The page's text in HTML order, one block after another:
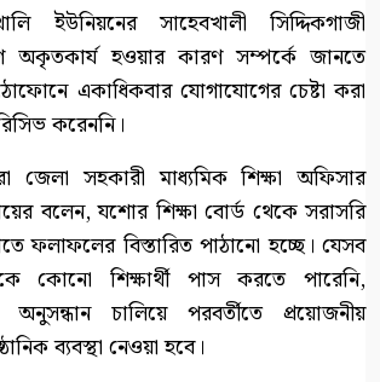
ইউনিয়নের সাহেবখালী সিদ্দিকগাজী
অকৃতকার্য হওয়ার কারণ সম্পর্কে জানতে
একাধিকবার যোগাযোগের চেষ্টা করা
করেননি।
জেলা সহকারী মাধ্যমিক শিক্ষা অফিসার
বলেন, যশোর শিক্ষা বোর্ড থেকে সরাসরি
ফলাফলের বিস্তারিত পাঠানো হচ্ছে। যেসব
কোনো শিক্ষার্থী পাস করতে পারেনি,
চালিয়ে পরবর্তীতে প্রয়োজনীয়
ব্যবস্থা নেওয়া হবে।